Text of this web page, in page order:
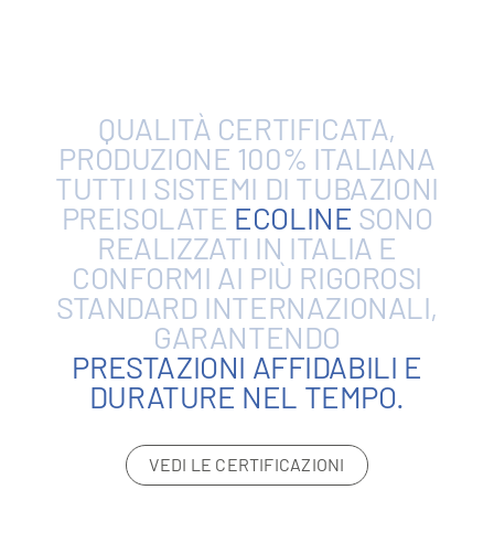
QUALITÀ CERTIFICATA,
PRODUZIONE 100% ITALIANA
TUTTI I SISTEMI DI TUBAZIONI
PREISOLATE ECOLINE SONO
REALIZZATI IN ITALIA E
CONFORMI AI PIÙ RIGOROSI
STANDARD INTERNAZIONALI,
GARANTENDO
PRESTAZIONI AFFIDABILI E
DURATURE NEL TEMPO.
VEDI LE CERTIFICAZIONI